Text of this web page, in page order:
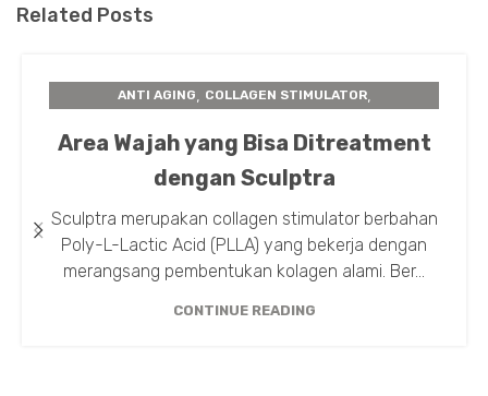
Related Posts
ANTI AGING, COLLAGEN STIMULATOR,
SCULPTRA
Area Wajah yang Bisa Ditreatment
dengan Sculptra
Sculptra merupakan collagen stimulator berbahan
Poly-L-Lactic Acid (PLLA) yang bekerja dengan
merangsang pembentukan kolagen alami. Ber...
CONTINUE READING